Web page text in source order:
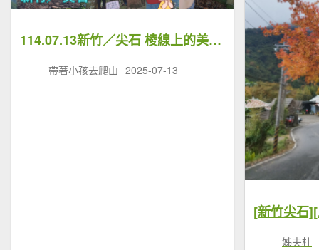
114.07.13新竹／尖石 棱線上的美好（屯野生台山-石麻達山-錦屏山連稜縱走）
帶著小孩去爬山 2025-07-13
姊夫杜